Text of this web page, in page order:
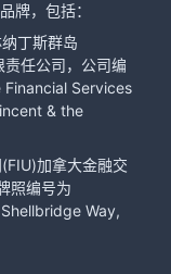
牌，包括：
丁斯群岛
任公司，公司编
Services
& the
加拿大金融交
照编号为
Way,